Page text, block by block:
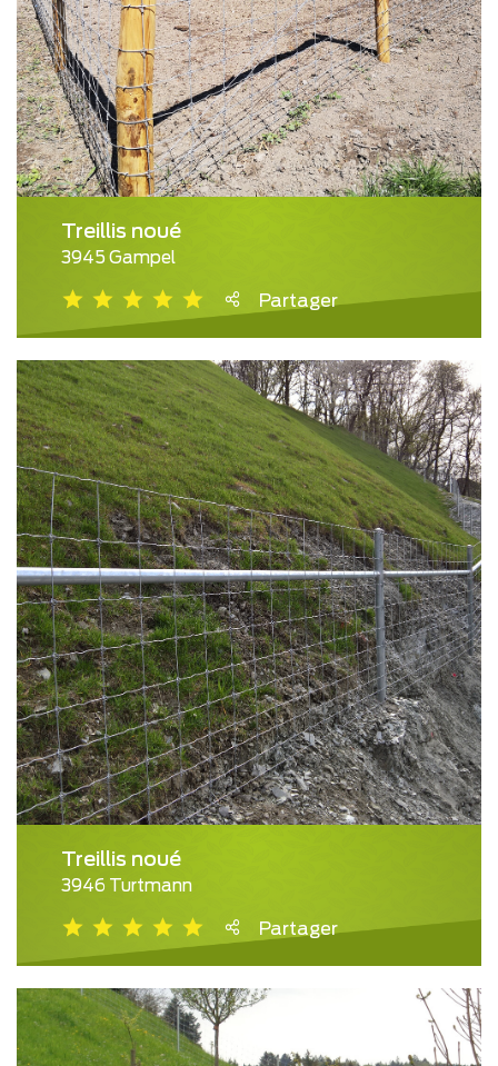
Treillis noué
3945 Gampel
Partager
Treillis noué
3946 Turtmann
Partager